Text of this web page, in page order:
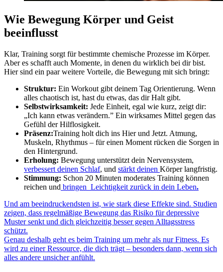
Wie Bewegung Körper und Geist
beeinflusst
Klar, Training sorgt für bestimmte chemische Prozesse im Körper.
Aber es schafft auch Momente, in denen du wirklich bei dir bist.
Hier sind ein paar weitere Vorteile, die Bewegung mit sich bringt:
Struktur: Ein Workout gibt deinem Tag Orientierung. Wenn
alles chaotisch ist, hast du etwas, das dir Halt gibt.
Selbstwirksamkeit: Jede Einheit, egal wie kurz, zeigt dir:
„Ich kann etwas verändern.” Ein wirksames Mittel gegen das
Gefühl der Hilflosigkeit.
Präsenz:Training holt dich ins Hier und Jetzt. Atmung,
Muskeln, Rhythmus – für einen Moment rücken die Sorgen in
den Hintergrund.
Erholung: Bewegung unterstützt dein Nervensystem,
verbessert deinen Schlaf, und stärkt deinen Körper langfristig.
Stimmung: Schon 20 Minuten moderates Training können
reichen und bringen Leichtigkeit zurück in dein Leben.
Und am beeindruckendsten ist, wie stark diese Effekte sind. Studien
zeigen, dass regelmäßige Bewegung das Risiko für depressive
Muster senkt und dich gleichzeitig besser gegen Alltagsstress
schützt.
Genau deshalb geht es beim Training um mehr als nur Fitness. Es
wird zu einer Ressource, die dich trägt – besonders dann, wenn sich
alles andere unsicher anfühlt.